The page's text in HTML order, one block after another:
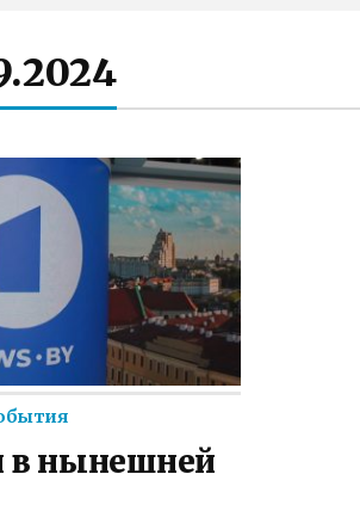
в нынешней